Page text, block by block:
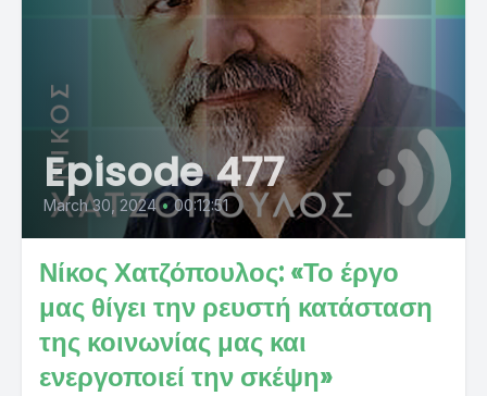
Episode 477
March 30, 2024 • 00:12:51
Νίκος Χατζόπουλος: «Το έργο
μας θίγει την ρευστή κατάσταση
της κοινωνίας μας και
ενεργοποιεί την σκέψη»